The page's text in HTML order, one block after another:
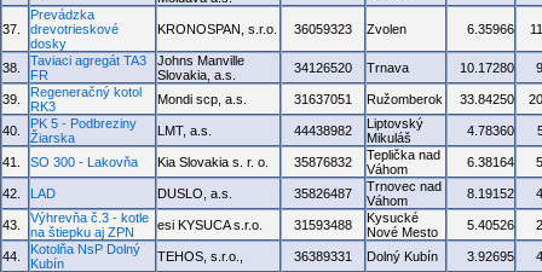
37.
Prevádzka
drevotrieskové
dosky
KRONOSPAN, s.r.o. 36059323 Zvolen 6.35966
38.
Taviaci agregát TA3
FR
Johns Manville
Slovakia, a.s.
34126520 Trnava 10.17280
39.
Regeneračný kotol
RK3
Mondi scp, a.s. 31637051 Ružomberok 33.84250
40.
PK 5 - Podbreziny
Žiarska
LMT, a.s. 44438982
Liptovský
Mikuláš
4.78360
41. SO 300 - Lakovňa Kia Slovakia s. r. o. 35876832
Teplička nad
Váhom
6.38164
42. LAD DUSLO, a.s. 35826487
Trnovec nad
Váhom
8.19152
43.
Výhrevňa č.3 - kotle
na štiepku aj ZPN
esi KYSUCA s.r.o. 31593488
Kysucké
Nové Mesto
5.40526
44.
Kotolňa NsP Dolný
Kubín
TEHOS, s.r.o., 36389331 Dolný Kubín 3.92695